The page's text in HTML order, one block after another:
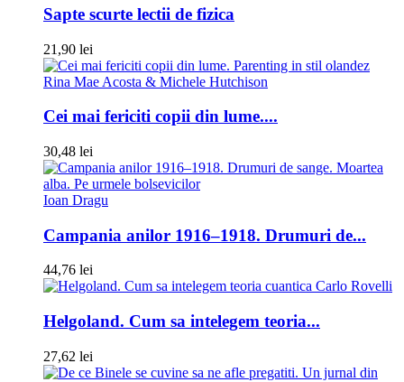
Sapte scurte lectii de fizica
21,90 lei
Rina Mae Acosta & Michele Hutchison
Cei mai fericiti copii din lume....
30,48 lei
Ioan Dragu
Campania anilor 1916–1918. Drumuri de...
44,76 lei
Carlo Rovelli
Helgoland. Cum sa intelegem teoria...
27,62 lei